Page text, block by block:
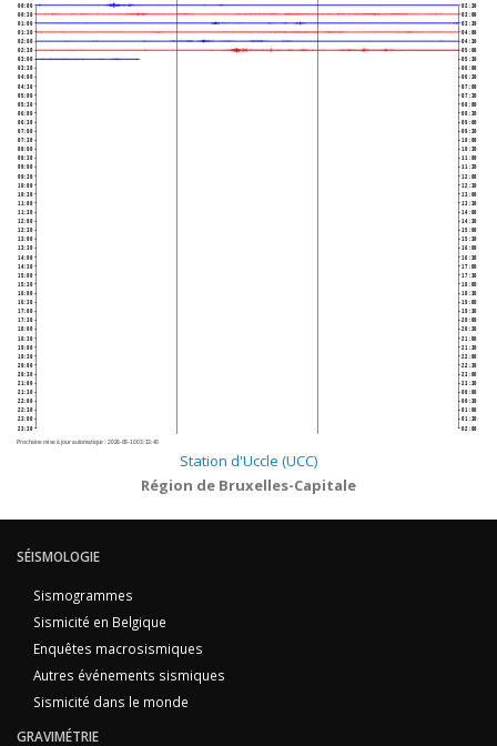
00:00
00:30
01:00
01:30
02:00
02:30
03:00
03:30
04:00
04:30
05:00
05:30
06:00
06:30
07:00
07:30
08:00
08:30
09:00
09:30
10:00
10:30
11:00
11:30
12:00
12:30
13:00
13:30
14:00
14:30
15:00
15:30
16:00
16:30
17:00
17:30
18:00
18:30
19:00
19:30
20:00
20:30
21:00
21:30
22:00
22:30
23:00
23:30
02:30
03:00
03:30
04:00
04:30
05:00
05:30
06:00
06:30
07:00
07:30
08:00
08:30
09:00
09:30
10:00
10:30
11:00
11:30
12:00
12:30
13:00
13:30
14:00
14:30
15:00
15:30
16:00
16:30
17:00
17:30
18:00
18:30
19:00
19:30
20:00
20:30
21:00
21:30
22:00
22:30
23:00
23:30
00:00
00:30
01:00
01:30
02:00
Prochaine mise à jour automatique :2026-08-10 03:13:40
Station d'Uccle (UCC)
Région de Bruxelles-Capitale
SÉISMOLOGIE
Sismogrammes
Sismicité en Belgique
Enquêtes macrosismiques
Autres événements sismiques
Sismicité dans le monde
GRAVIMÉTRIE